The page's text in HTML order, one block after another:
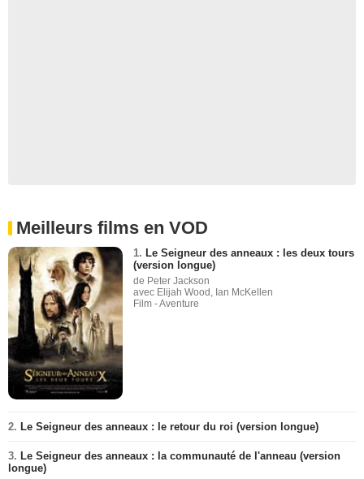
Meilleurs films en VOD
1. Le Seigneur des anneaux : les deux tours
(version longue)
de Peter Jackson
avec Elijah Wood, Ian McKellen
Film - Aventure
2. Le Seigneur des anneaux : le retour du roi (version longue)
3. Le Seigneur des anneaux : la communauté de l'anneau (version
longue)